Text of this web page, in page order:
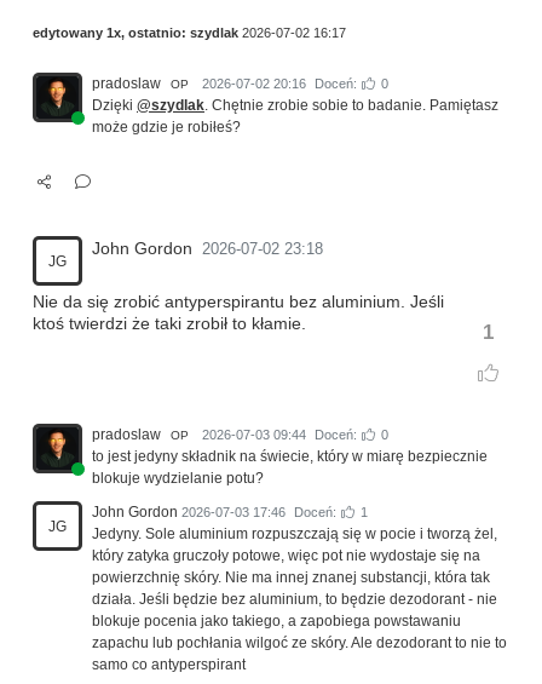
edytowany 1x, ostatnio: szydlak 2026-07-02 16:17
pradoslaw OP 2026-07-02 20:16 Doceń: 0
Dzięki @szydlak. Chętnie zrobie sobie to badanie. Pamiętasz
może gdzie je robiłeś?
JG
John Gordon 2026-07-02 23:18
1
Nie da się zrobić antyperspirantu bez aluminium. Jeśli
ktoś twierdzi że taki zrobił to kłamie.
pradoslaw OP 2026-07-03 09:44 Doceń: 0
to jest jedyny składnik na świecie, który w miarę bezpiecznie
blokuje wydzielanie potu?
JG
John Gordon 2026-07-03 17:46 Doceń: 1
Jedyny. Sole aluminium rozpuszczają się w pocie i tworzą żel,
który zatyka gruczoły potowe, więc pot nie wydostaje się na
powierzchnię skóry. Nie ma innej znanej substancji, która tak
działa. Jeśli będzie bez aluminium, to będzie dezodorant - nie
blokuje pocenia jako takiego, a zapobiega powstawaniu
zapachu lub pochłania wilgoć ze skóry. Ale dezodorant to nie to
samo co antyperspirant